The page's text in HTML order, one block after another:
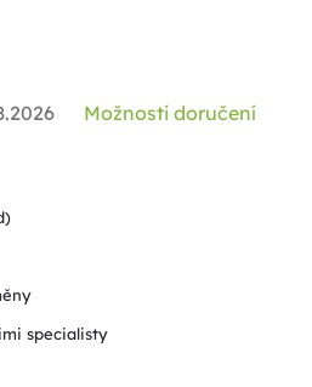
Možnosti doručení
specialisty